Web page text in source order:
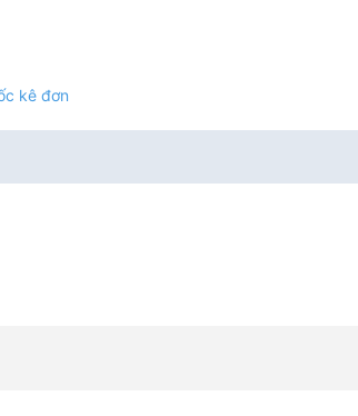
kê đơn